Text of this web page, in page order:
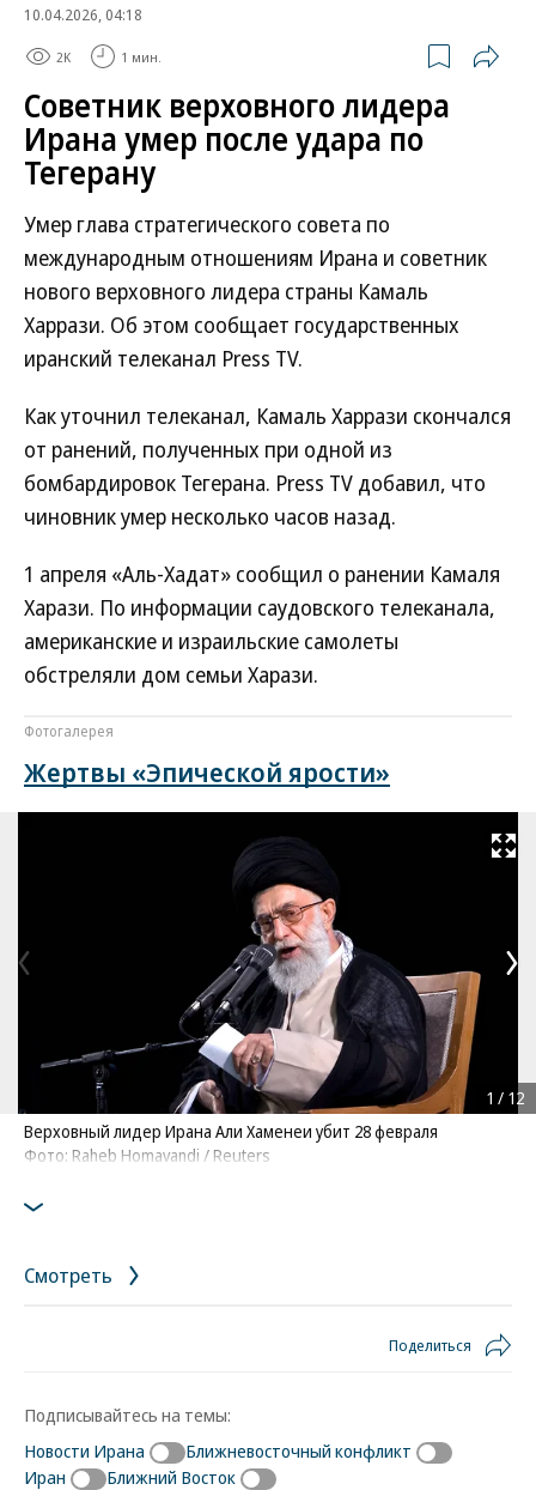
10.04.2026, 04:18
2K 1 мин.
Советник верховного лидера
Ирана умер после удара по
Тегерану
Умер глава стратегического совета по
международным отношениям Ирана и советник
нового верховного лидера страны Камаль
Харрази. Об этом сообщает государственных
иранский телеканал Press TV.
Как уточнил телеканал, Камаль Харрази скончался
от ранений, полученных при одной из
бомбардировок Тегерана. Press TV добавил, что
чиновник умер несколько часов назад.
1 апреля «Аль-Хадат» сообщил о ранении Камаля
Харази. По информации саудовского телеканала,
американские и израильские самолеты
обстреляли дом семьи Харази.
Фотогалерея
Жертвы «Эпической ярости»
Развернуть
Верховный лидер Ирана Али Хаменеи убит 28 февраля
Фото: Raheb Homavandi / Reuters
1 / 12
Смотреть
Поделиться
Подписывайтесь на темы:
Новости Ирана
Ближневосточный конфликт
Иран
Ближний Восток